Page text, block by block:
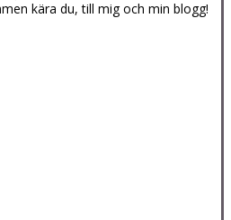
kära du, till mig och min blogg!